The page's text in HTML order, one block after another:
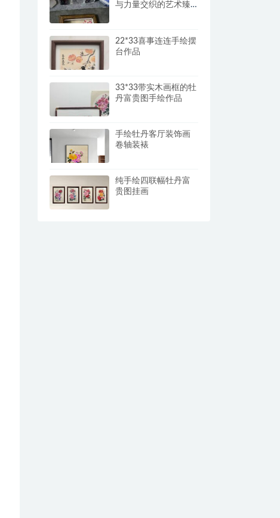
与力量交织的艺术臻
22*33喜事连连手绘摆
台作品
33*33带实木画框的牡
丹富贵图手绘作品
手绘牡丹客厅装饰画
卷轴装裱
纯手绘四联幅牡丹富
贵图挂画